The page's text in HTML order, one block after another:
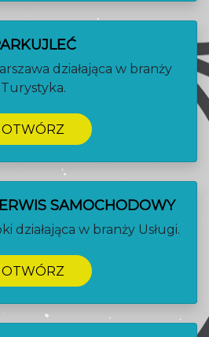
działająca w branży
Turystyka.
OTWÓRZ
SAMOCHODOWY
działająca w branży Usługi.
OTWÓRZ